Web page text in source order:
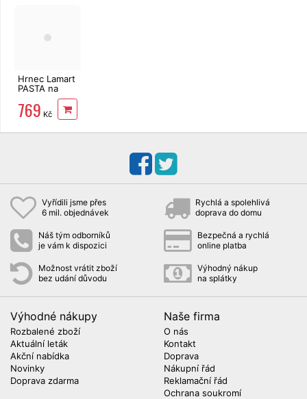
Hrnec Lamart
PASTA na
těstoviny 22
cm, 6 l
LT1067
769 Kč
Vyřídili jsme přes
6 mil. objednávek
Rychlá a spolehlivá
doprava do domu
Náš tým odborníků
je vám k dispozici
Bezpečná a rychlá
online platba
Možnost vrátit zboží
bez udání důvodu
Výhodný nákup
na splátky
Výhodné nákupy
Rozbalené zboží
Aktuální leták
Akční nabídka
Novinky
Doprava zdarma
Naše firma
O nás
Kontakt
Doprava
Nákupní řád
Reklamační řád
Ochrana soukromí